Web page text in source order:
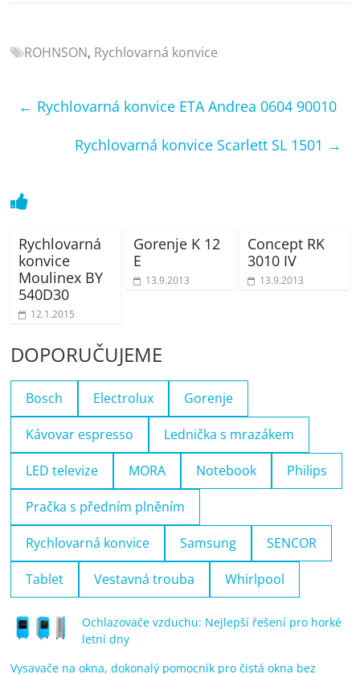
televize,
mobilní
telefony,
ROHNSON, Rychlovarná konvice
← Rychlovarná konvice ETA Andrea 0604 90010
Rychlovarná konvice Scarlett SL 1501 →
Rychlovarná
konvice
Moulinex BY
540D30
12.1.2015
Gorenje K 12
E
13.9.2013
Concept RK
3010 IV
13.9.2013
DOPORUČUJEME
Bosch Electrolux Gorenje
Kávovar espresso Lednička s mrazákem
LED televize MORA Notebook Philips
Pračka s předním plněním
Rychlovarná konvice Samsung SENCOR
Tablet Vestavná trouba Whirlpool
Ochlazovače vzduchu: Nejlepší řešení pro horké
letní dny
Vysavače na okna, dokonalý pomocník pro čistá okna bez